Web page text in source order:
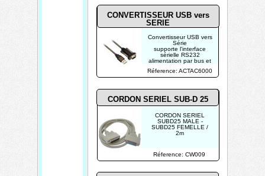
CONVERTISSEUR USB vers
SERIE
CORDON SERIEL SUB-D 25
Convertisseur USB vers
Série
supporte l'interface
sérielle RS232
alimentation par bus et
CORDON SERIEL
SUBD25 MALE -
SUBD25 FEMELLE /
2m
Réference: ACTAC6000
Réference: CW009